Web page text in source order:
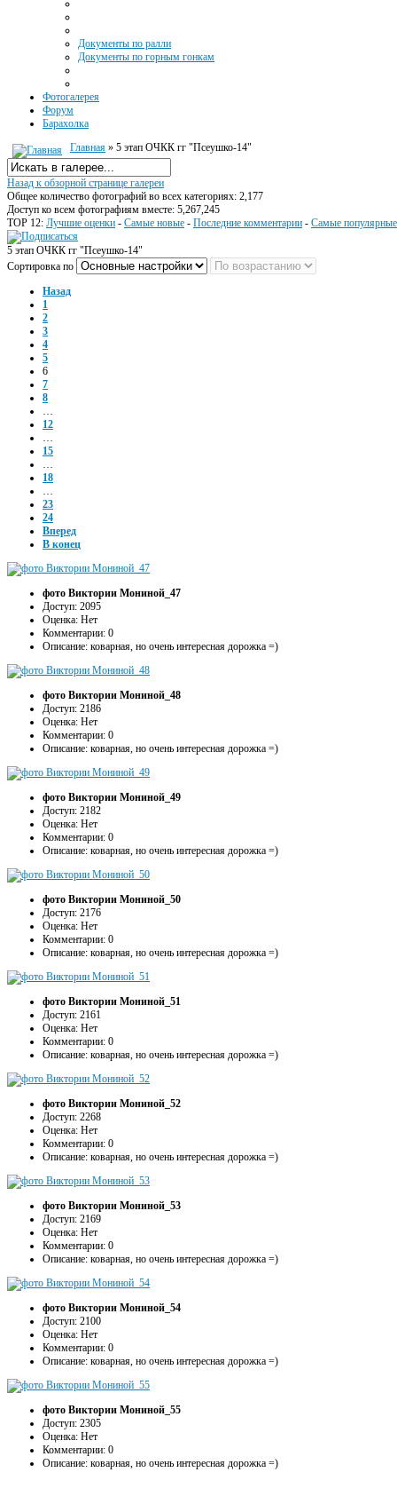
Документы по ралли
Документы по горным гонкам
Фотогалерея
Форум
Барахолка
Главная » 5 этап ОЧКК гг "Псеушко-14"
Назад к обзорной странице галереи
Общее количество фотографий во всех категориях: 2,177
Доступ ко всем фотографиям вместе: 5,267,245
TOP 12: Лучшие оценки - Самые новые - Последние комментарии - Самые популярные
5 этап ОЧКК гг "Псеушко-14"
Сортировка по
Назад
1
2
3
4
5
6
7
8
…
12
…
15
…
18
…
23
24
Вперед
В конец
фото Виктории Мониной_47
Доступ: 2095
Оценка: Нет
Комментарии: 0
Описание: коварная, но очень интересная дорожка =)
фото Виктории Мониной_48
Доступ: 2186
Оценка: Нет
Комментарии: 0
Описание: коварная, но очень интересная дорожка =)
фото Виктории Мониной_49
Доступ: 2182
Оценка: Нет
Комментарии: 0
Описание: коварная, но очень интересная дорожка =)
фото Виктории Мониной_50
Доступ: 2176
Оценка: Нет
Комментарии: 0
Описание: коварная, но очень интересная дорожка =)
фото Виктории Мониной_51
Доступ: 2161
Оценка: Нет
Комментарии: 0
Описание: коварная, но очень интересная дорожка =)
фото Виктории Мониной_52
Доступ: 2268
Оценка: Нет
Комментарии: 0
Описание: коварная, но очень интересная дорожка =)
фото Виктории Мониной_53
Доступ: 2169
Оценка: Нет
Комментарии: 0
Описание: коварная, но очень интересная дорожка =)
фото Виктории Мониной_54
Доступ: 2100
Оценка: Нет
Комментарии: 0
Описание: коварная, но очень интересная дорожка =)
фото Виктории Мониной_55
Доступ: 2305
Оценка: Нет
Комментарии: 0
Описание: коварная, но очень интересная дорожка =)